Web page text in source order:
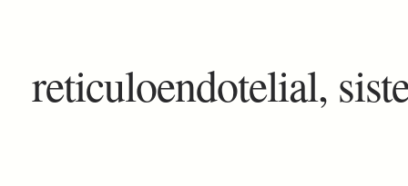
reticuloendotelial,